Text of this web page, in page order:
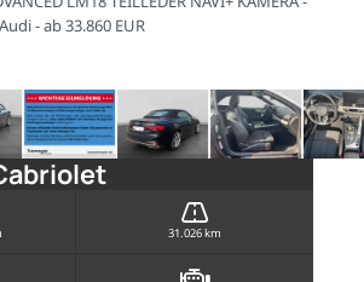
- ab 33.860 EUR
31.026 km